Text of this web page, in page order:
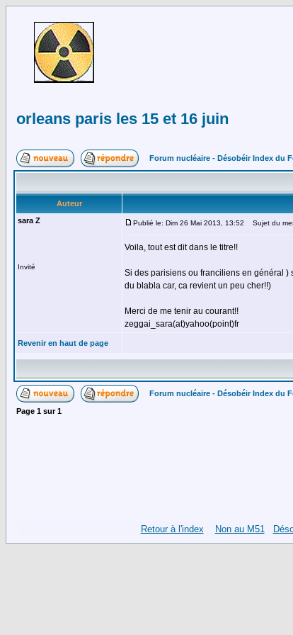
orleans paris les 15 et 16 juin
Forum nucléaire - Désobéir Index du
Auteur
sara Z
Invité
Publié le: Dim 26 Mai 2013, 13:52 Sujet du
Voila, tout est dit dans le titre!!
Si des parisiens ou franciliens en général
du blabla car, ca revient un peu cher!!)
Merci de me tenir au courant!!
zeggai_sara(at)yahoo(point)fr
Revenir en haut de page
Forum nucléaire - Désobéir Index du
Page 1 sur1
Retour à l'index Non au M51